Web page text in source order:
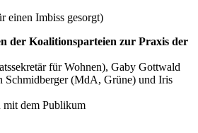
einen Imbiss gesorgt)
der Koalitionsparteien zur Praxis der
für Wohnen), Gaby Gottwald
(MdA, Grüne) und Iris
mit dem Publikum